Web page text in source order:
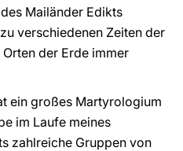
Mailänder Edikts
verschiedenen Zeiten der
der Erde immer
ein großes Martyrologium
im Laufe meines
zahlreiche Gruppen von